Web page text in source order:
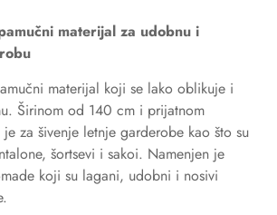
materijal za udobnu i
materijal koji se lako oblikuje i
Širinom od 140 cm i prijatnom
za šivenje letnje garderobe kao što su
šortsevi i sakoi. Namenjen je
koji su lagani, udobni i nosivi